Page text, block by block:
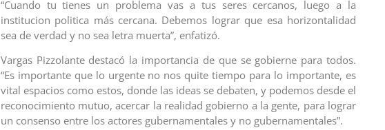
“Cuando tu tienes un problema vas a tus seres cercanos, luego a la
institucion politica más cercana. Debemos lograr que esa horizontalidad
sea de verdad y no sea letra muerta”, enfatizó.
Vargas Pizzolante destacó la importancia de que se gobierne para todos.
“Es importante que lo urgente no nos quite tiempo para lo importante, es
vital espacios como estos, donde las ideas se debaten, y podemos desde el
reconocimiento mutuo, acercar la realidad gobierno a la gente, para lograr
un consenso entre los actores gubernamentales y no gubernamentales”.